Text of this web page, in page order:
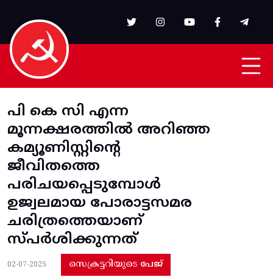
പി കെ സി എന്ന
മൂന്നക്ഷരത്തിൽ അറിഞ്ഞ
കമ്യൂണിസ്റ്റിന്റെ
ജീവിതത്തെ
പരിചയപ്പെടുമ്പോൾ
ഉജ്വലമായ പോരാട്ടസമര
ചരിത്രത്തെയാണ്
സ്പർശിക്കുന്നത്
02-07-2025 സെക്രട്ടറിയുടെ പേജ്